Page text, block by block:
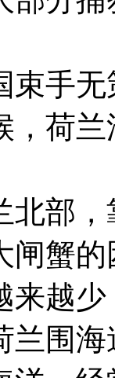
手无
，荷
部，
闸蟹
来越
围海